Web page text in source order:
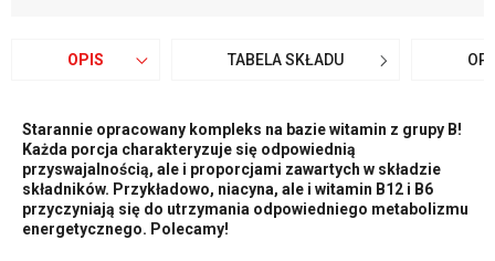
OPIS TABELA SKŁADU
Starannie opracowany kompleks na bazie witamin z grupy B!
Każda porcja charakteryzuje się odpowiednią
przyswajalnością, ale i proporcjami zawartych w składzie
składników. Przykładowo, niacyna, ale i witamin B12 i B6
przyczyniają się do utrzymania odpowiedniego metabolizmu
energetycznego. Polecamy!